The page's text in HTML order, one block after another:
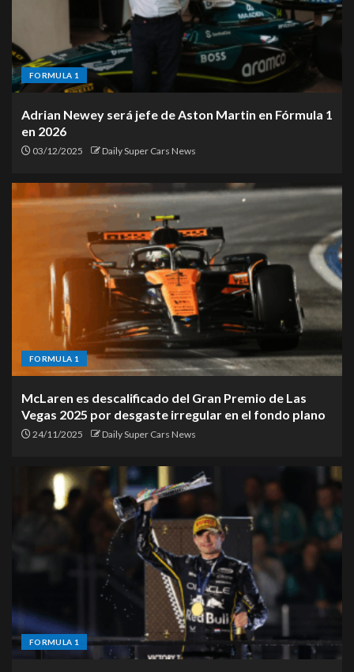
FORMULA 1
Adrian Newey será jefe de Aston Martin en Fórmula 1
en 2026
03/12/2025 Daily Super Cars News
FORMULA 1
McLaren es descalificado del Gran Premio de Las
Vegas 2025 por desgaste irregular en el fondo plano
24/11/2025 Daily Super Cars News
FORMULA 1